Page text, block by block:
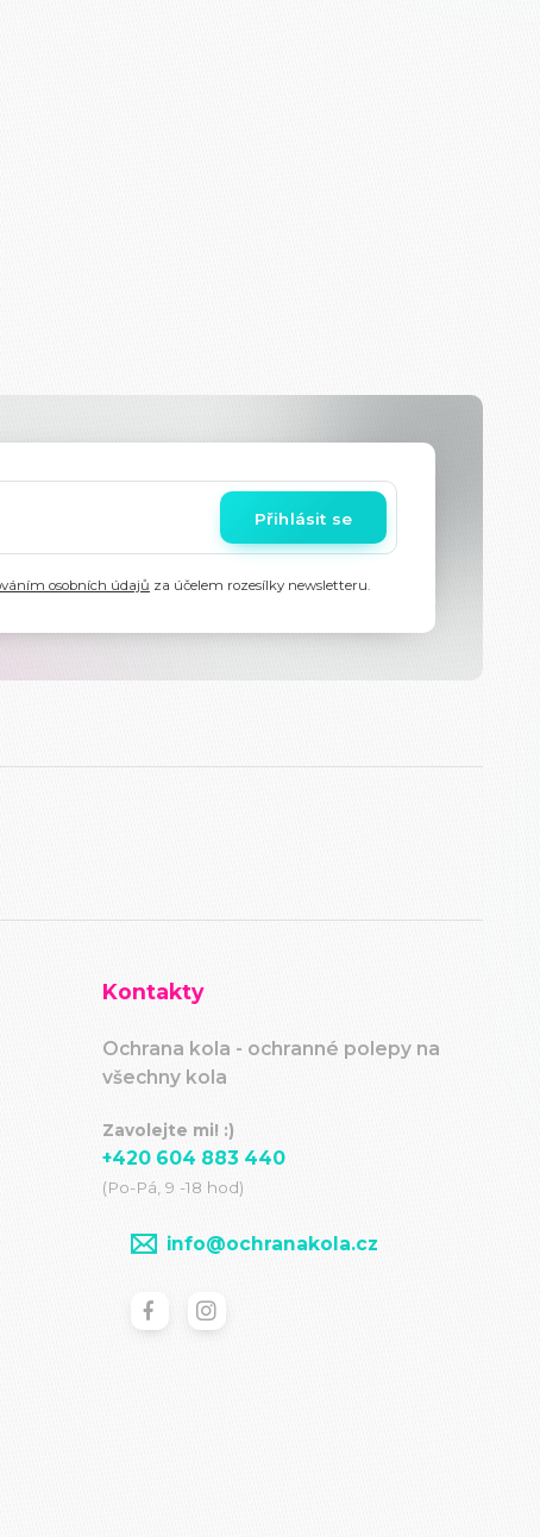
Přihlásit se
osobních údajů za účelem rozesílky newsletteru.
Kontakty
Ochrana kola - ochranné polepy na
všechny kola
Zavolejte mi! :)
+420 604 883 440
(Po-Pá, 9 -18 hod)
info@ochranakola.cz